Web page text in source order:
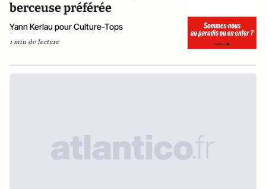
berceuse préférée
Yann Kerlau pour Culture-Tops
1 min de lecture